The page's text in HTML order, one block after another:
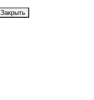
Закрыть